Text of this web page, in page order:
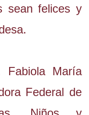
sean felices y
María
Federal de